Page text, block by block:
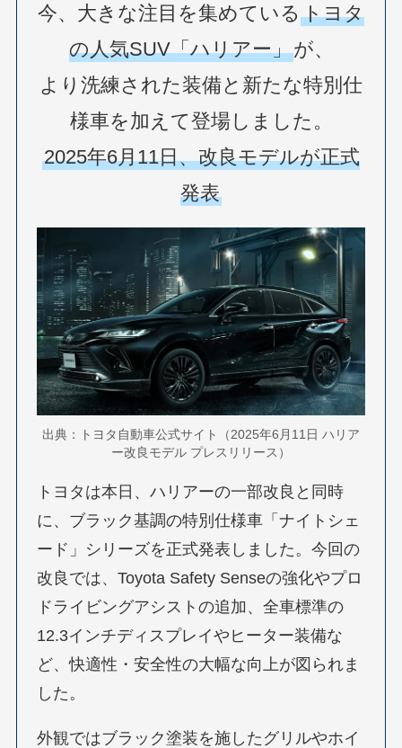
今、大きな注目を集めている トヨタ
の人気SUV「ハリアー」が、
より洗練された装備と新たな特別仕
様車を加えて登場しました。
2025年6月11日、改良モデルが正式
発表
出典：トヨタ自動車公式サイト（2025年6月11日 ハリア
ー改良モデル プレスリリース）
トヨタは本日、ハリアーの一部改良と同時
に、ブラック基調の特別仕様車「ナイトシェ
ード」シリーズを正式発表しました。今回の
改良では、Toyota Safety Senseの強化やプロ
ドライビングアシストの追加、全車標準の
12.3インチディスプレイやヒーター装備な
ど、快適性・安全性の大幅な向上が図られま
した。
外観ではブラック塗装を施したグリルやホイ